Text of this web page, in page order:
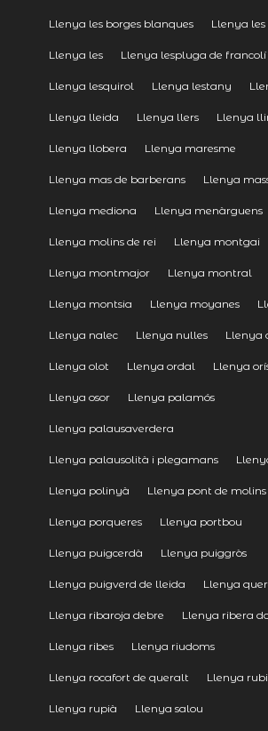
Llenya les borges blanques Llenya les
Llenya les Llenya lespluga de francolí
Llenya lesquirol Llenya lestany
Llenya lleida Llenya llers Llenya
Llenya llobera Llenya maresme
Llenya mas de barberans Llenya
Llenya mediona Llenya menàrguens
Llenya molins de rei Llenya montgai
Llenya montmajor Llenya montral
Llenya montsia Llenya moyanes
Llenya nalec Llenya nulles Llenya
Llenya olot Llenya ordal Llenya
Llenya osor Llenya palamós
Llenya palausaverdera
Llenya palausolità i plegamans
Llenya polinyà Llenya pont de molins
Llenya porqueres Llenya portbou
Llenya puigcerdà Llenya puiggròs
Llenya puigverd de lleida Llenya
Llenya ribaroja debre Llenya ribera
Llenya ribes Llenya riudoms
Llenya rocafort de queralt Llenya rubi
Llenya rupià Llenya salou